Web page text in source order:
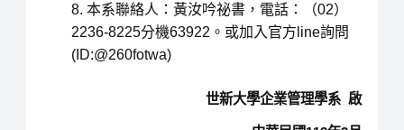
本系聯絡人：黃汝吟祕書，電話：（02）
2236-8225分機63922。或加入官方line詢問
(ID:@260fotwa)
世新大學企業管理學系 啟